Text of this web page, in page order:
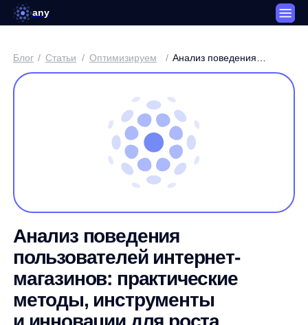
any
Анализ поведения
пользователей интернет-
магазинов: практические
методы, инструменты
и инновации для роста
конверсии
пользователей интернет-
магазинов: практические
конверсии
Дмитрий Поляков / Менеджер SEO-продуктов any